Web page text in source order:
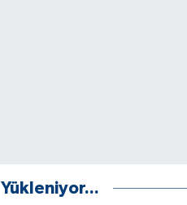
Yükleniyor...